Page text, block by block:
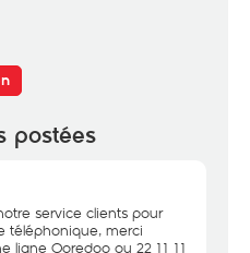
postées
service clients pour
téléphonique, merci
ligne Ooredoo ou 22 11 11